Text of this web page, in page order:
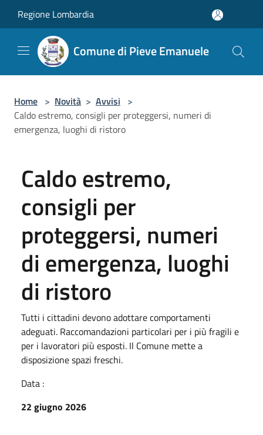
Regione Lombardia
Comune di Pieve Emanuele
Home > Novità > Avvisi >
Caldo estremo, consigli per proteggersi, numeri di
emergenza, luoghi di ristoro
Caldo estremo,
consigli per
proteggersi, numeri
di emergenza, luoghi
di ristoro
Tutti i cittadini devono adottare comportamenti
adeguati. Raccomandazioni particolari per i più fragili e
per i lavoratori più esposti. Il Comune mette a
disposizione spazi freschi.
Data :
22 giugno 2026